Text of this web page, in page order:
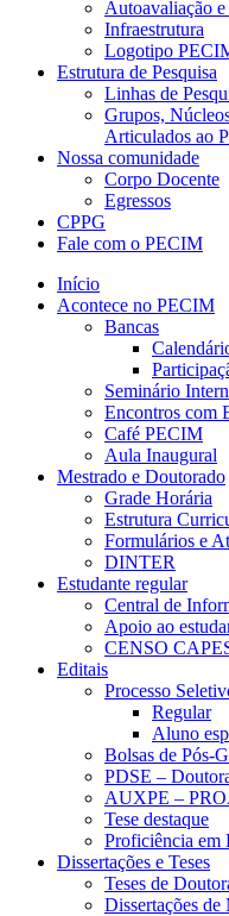
Autoavaliação
Infraestrutura
Logotipo
Estrutura de Pesquisa
Linhas de
Grupos,
Articulados ao
Nossa comunidade
Corpo Docente
Egressos
CPPG
Fale com o PECIM
Início
Acontece no PECIM
Bancas
Seminário
Encontros com
Café PECIM
Aula Inaugural
Mestrado e Doutorado
Grade Horária
Estrutura
Formulários e
DINTER
Estudante regular
Central de
Apoio ao
CENSO
Editais
Processo
Regular
Aluno
Bolsas de Pós-
PDSE –
AUXPE –
Tese destaque
Proficiência em
Dissertações e Teses
Teses de
Dissertações de